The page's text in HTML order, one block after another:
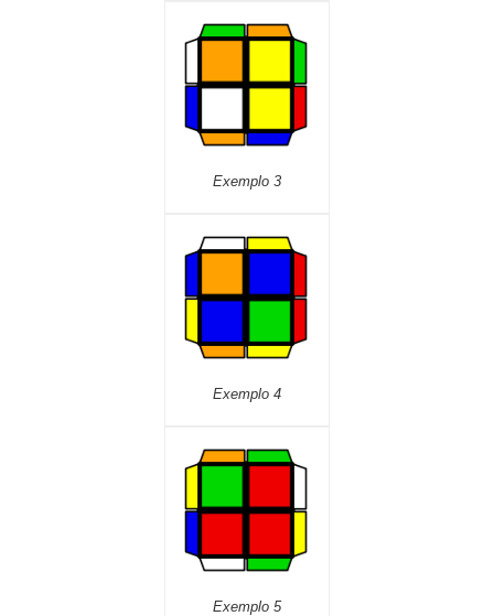
Exemplo 3
Exemplo 4
Exemplo 5